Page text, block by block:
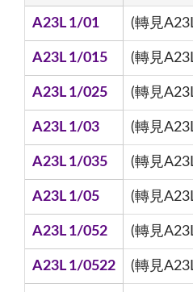
A23L 1/01 (轉見
A23L 1/015 (轉見
A23L 1/025 (轉見
A23L 1/03 (轉見
A23L 1/035 (轉見
A23L 1/05 (轉見
A23L 1/052 (轉見
A23L 1/0522 (轉見